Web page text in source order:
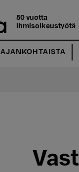
50 vuotta
ihmisoikeustyötä
AJANKOHTAISTA